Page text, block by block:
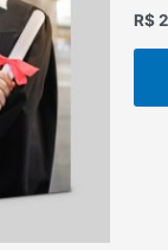
R$